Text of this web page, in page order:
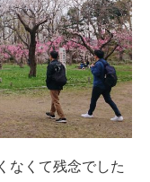
なくて残念でした